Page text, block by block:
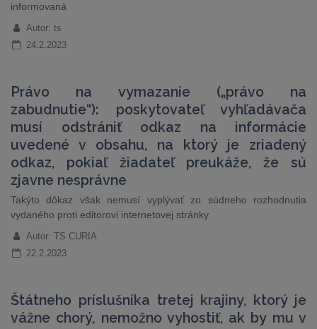
informovaná
Autor: ts
24.2.2023
Právo na vymazanie („právo na
zabudnutie“): poskytovateľ vyhľadávača
musí odstrániť odkaz na informácie
uvedené v obsahu, na ktorý je zriadený
odkaz, pokiaľ žiadateľ preukáže, že sú
zjavne nesprávne
Takýto dôkaz však nemusí vyplývať zo súdneho rozhodnutia
vydaného proti editorovi internetovej stránky
Autor: TS CURIA
22.2.2023
Štátneho príslušníka tretej krajiny, ktorý je
vážne chorý, nemožno vyhostiť, ak by mu v